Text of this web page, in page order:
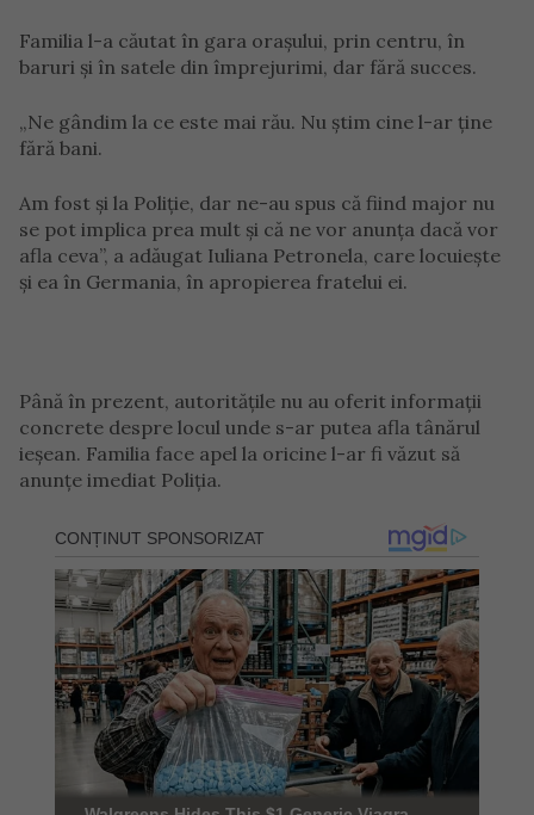
Familia l-a căutat în gara orașului, prin centru, în
baruri și în satele din împrejurimi, dar fără succes.
„Ne gândim la ce este mai rău. Nu știm cine l-ar ține
fără bani.
Am fost și la Poliție, dar ne-au spus că fiind major nu
se pot implica prea mult și că ne vor anunța dacă vor
afla ceva”, a adăugat Iuliana Petronela, care locuiește
și ea în Germania, în apropierea fratelui ei.
Până în prezent, autoritățile nu au oferit informații
concrete despre locul unde s-ar putea afla tânărul
ieșean. Familia face apel la oricine l-ar fi văzut să
anunțe imediat Poliția.